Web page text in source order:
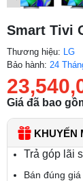
Smart Tivi
Thương hiệu: LG
Bảo hành: 24
Giá đã bao
KHUYẾN
Trả góp lãi
Bán đúng